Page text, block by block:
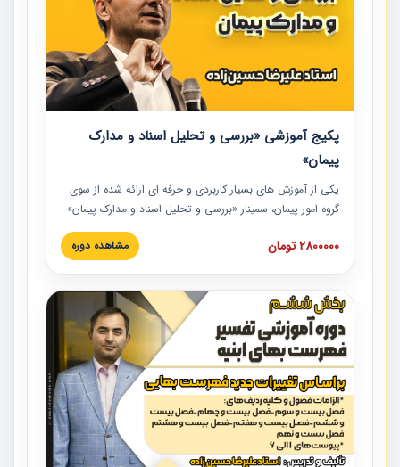
پکیج آموزشی «بررسی و تحلیل اسناد و مدارک
پیمان»
یکی از آموزش‏‏‏‏‏‏ های بسیار کاربردی و حرفه‏ ای ارائه شده از سوی
گروه امور پیمان، سمینار «بررسی و تحلیل اسناد و مدارک پیمان»
است که در دانشگاه صنعتی شریف ارائه شد. در این آموزش
نکات کلیدی مربوط به اسناد و مدارک پیمان، اولویت بندی اسناد
پیمان به همراه تجربیات عملی در این خصوص ارائه شده است.
2800000 تومان مشاهده دوره